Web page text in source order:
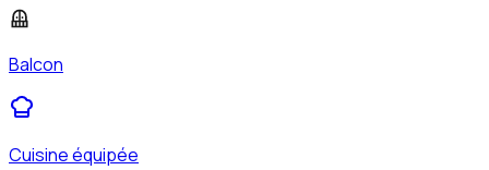
Balcon
Cuisine équipée